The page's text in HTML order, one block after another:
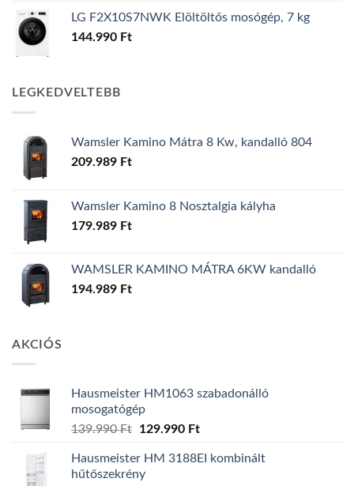
LG F2X10S7NWK Elöltöltős mosógép, 7 kg
144.990 Ft
LEGKEDVELTEBB
Wamsler Kamino Mátra 8 Kw, kandalló 804
209.989 Ft
Wamsler Kamino 8 Nosztalgia kályha
179.989 Ft
WAMSLER KAMINO MÁTRA 6KW kandalló
194.989 Ft
AKCIÓS
Hausmeister HM1063 szabadonálló
mosogatógép
139.990Ft
Original
was:
139.990 Ft.
129.990 FtCurrent
is:
Hausmeister HM 3188EI kombinált
hűtőszekrény